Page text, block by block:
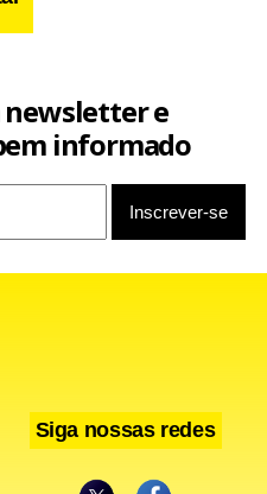
Telegram
Share
newsletter e
informado
Siga nossas redes